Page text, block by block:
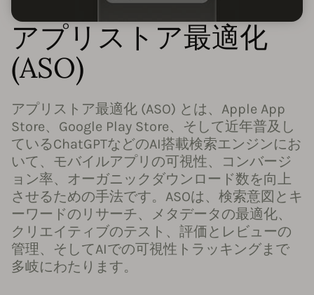
アプリストア最適化
(ASO)
アプリストア最適化 (ASO) とは、Apple App
Store、Google Play Store、そして近年普及し
ているChatGPTなどのAI搭載検索エンジンにお
いて、モバイルアプリの可視性、コンバージ
ョン率、オーガニックダウンロード数を向上
させるための手法です。ASOは、検索意図とキ
ーワードのリサーチ、メタデータの最適化、
クリエイティブのテスト、評価とレビューの
管理、そしてAIでの可視性トラッキングまで
多岐にわたります。